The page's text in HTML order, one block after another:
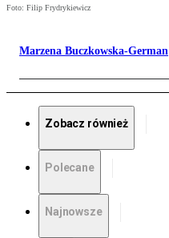
Foto: Filip Frydrykiewicz
Marzena Buczkowska-German
Zobacz również
Polecane
Najnowsze